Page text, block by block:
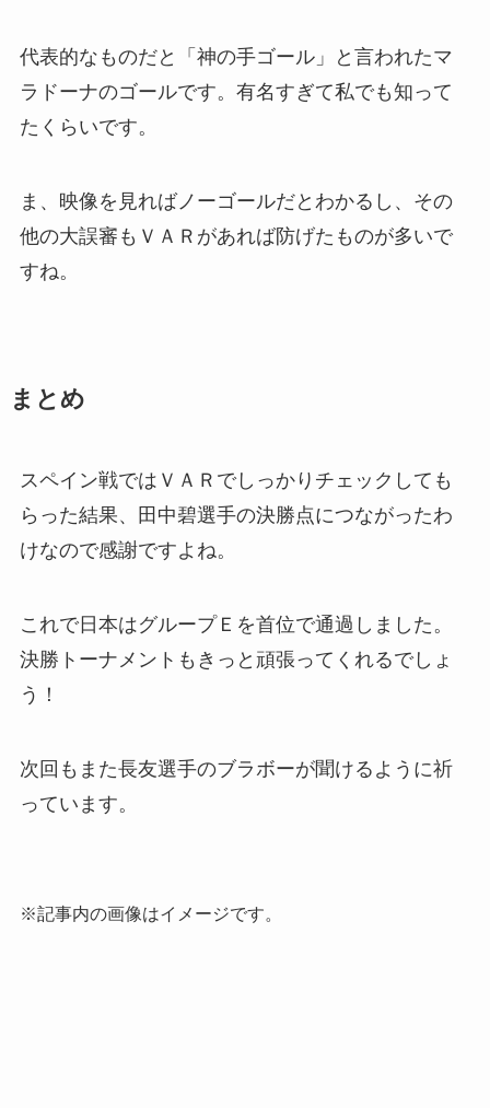
代表的なものだと「神の手ゴール」と言われたマ
ラドーナのゴールです。 有名すぎて私でも知って
たくらいです。
ま、映像を見ればノーゴールだとわかるし、 その
他の大誤審もＶＡＲがあれば防げたものが多いで
すね。
まとめ
スペイン戦ではＶＡＲでしっかりチェックしても
らった結果、
田中碧選手の決勝点につながったわ
けなので感謝ですよね。
これで日本はグループＥを首位で通過しました。
決勝トーナメントもきっと頑張ってくれるでしょ
う！
次回もまた長友選手のブラボーが聞けるように祈
っています。
※記事内の画像はイメージです。